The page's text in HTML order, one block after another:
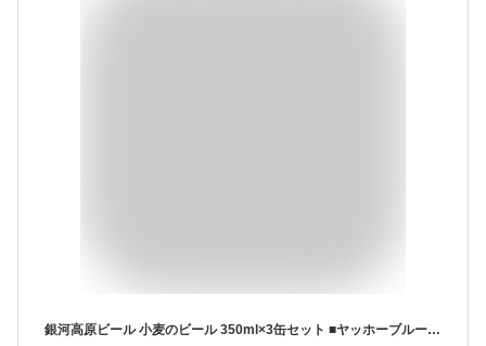
銀河高原ビール 小麦のビール 350ml×3缶セット ■ヤッホーブルーイング